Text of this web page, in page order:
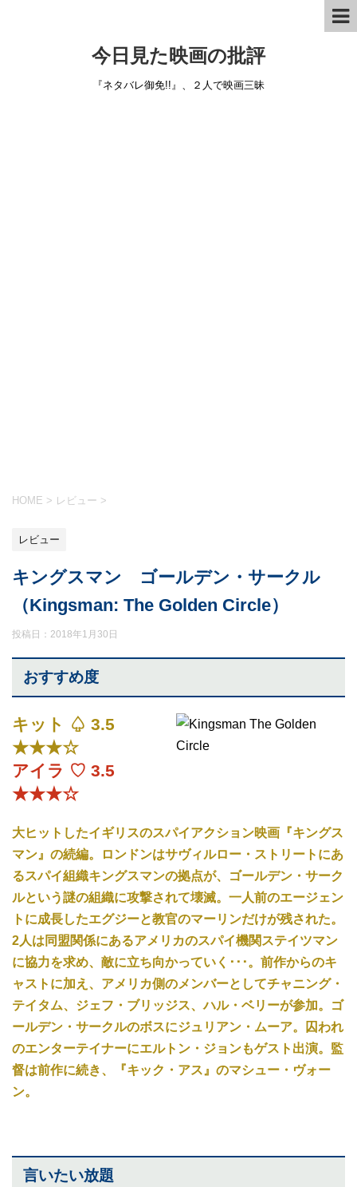
今日見た映画の批評
『ネタバレ御免!!』、２人で映画三昧
HOME > レビュー >
レビュー
キングスマン ゴールデン・サークル
（Kingsman: The Golden Circle）
投稿日： 2018年1月30日
おすすめ度
キット ♤ 3.5
★★★☆
アイラ ♡ 3.5
★★★☆
大ヒットしたイギリスのスパイアクション映画『キングス
マン』の続編。ロンドンはサヴィルロー・ストリートにあ
るスパイ組織キングスマンの拠点が、ゴールデン・サーク
ルという謎の組織に攻撃されて壊滅。一人前のエージェン
トに成長したエグジーと教官のマーリンだけが残された。
2人は同盟関係にあるアメリカのスパイ機関ステイツマン
に協力を求め、敵に立ち向かっていく･･･。前作からのキ
ャストに加え、アメリカ側のメンバーとしてチャニング・
テイタム、ジェフ・ブリッジス、ハル・ベリーが参加。ゴ
ールデン・サークルのボスにジュリアン・ムーア。囚われ
のエンターテイナーにエルトン・ジョンもゲスト出演。監
督は前作に続き、『キック・アス』のマシュー・ヴォー
ン。
言いたい放題